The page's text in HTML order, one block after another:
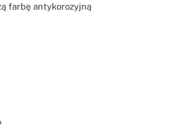
farbę antykorozyjną